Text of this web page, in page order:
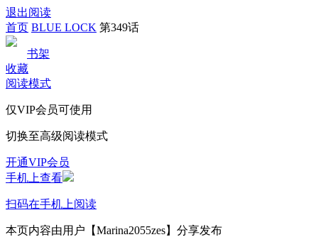
退出阅读
首页 BLUE LOCK 第349话
书架
收藏
阅读模式
仅VIP会员可使用
切换至高级阅读模式
开通VIP会员
手机上查看
扫码在手机上阅读
本页内容由用户【Marina2055zes】分享发布